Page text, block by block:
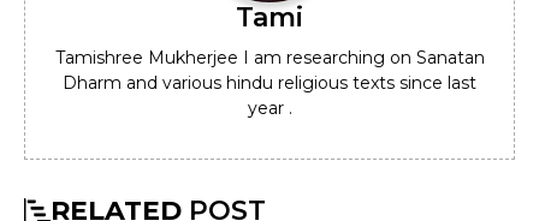
Tami
Tamishree Mukherjee I am researching on Sanatan
Dharm and various hindu religious texts since last
year .
RELATED POST